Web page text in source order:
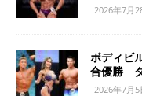
2026年7月
ボディビ
合優勝 タ
2026年7月5